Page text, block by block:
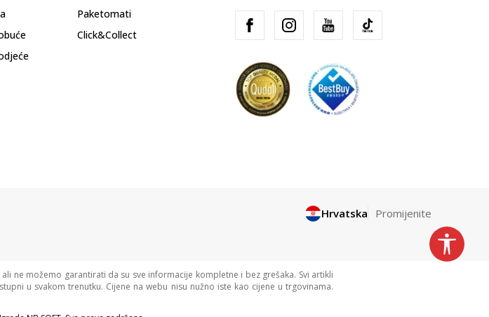
Paketomati
Click&Collect
Hrvatska Promijenite
ne možemo garantirati da su sve informacije kompletne i bez grešaka. Svi artikli
u svakom trenutku. Cijene na webu nisu nužno iste kao cijene u trgovinama.